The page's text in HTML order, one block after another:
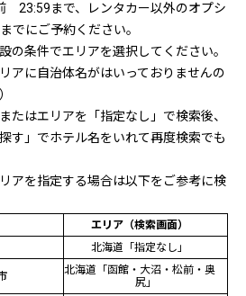
23:59まで、レンタカー以外のオプシ
でにご予約ください。
の条件でエリアを選択してください。
アに自治体名がはいっておりませんの
たはエリアを「指定なし」で検索後、
す」でホテル名をいれて再度検索でも
アを指定する場合は以下をご参考に検
エリア（検索画面）
北海道「指定なし」
北海道「函館・大沼・松前・奥
尻」